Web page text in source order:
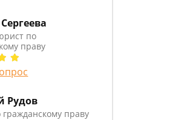
по
праву
Рудов
праву